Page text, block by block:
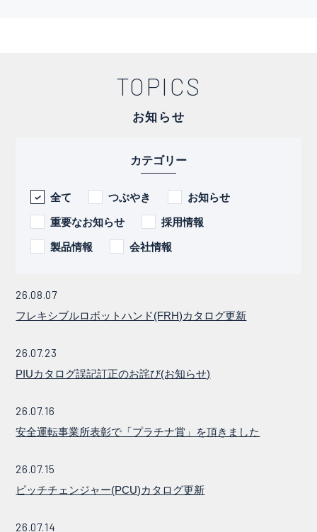
TOPICS
お知らせ
カテゴリー
全て つぶやき お知らせ
重要なお知らせ 採用情報
製品情報 会社情報
26.08.07
フレキシブルロボットハンド(FRH)カタログ更新
26.07.23
PIUカタログ誤記訂正のお詫び(お知らせ)
26.07.16
安全運転事業所表彰で「プラチナ賞」を頂きました
26.07.15
ピッチチェンジャー(PCU)カタログ更新
26.07.14